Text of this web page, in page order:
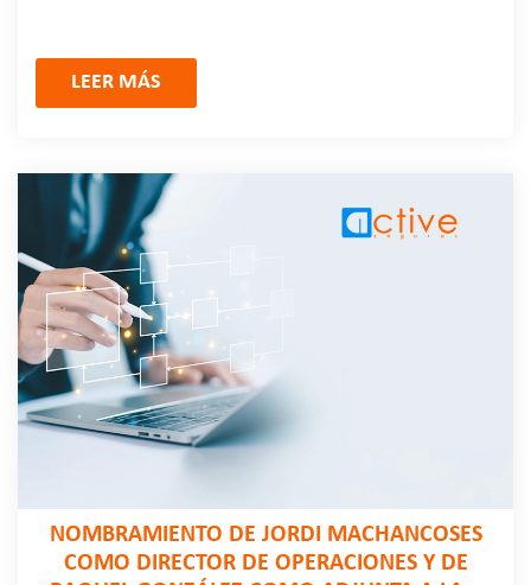
LEER MÁS
NOMBRAMIENTO DE JORDI MACHANCOSES
COMO DIRECTOR DE OPERACIONES Y DE